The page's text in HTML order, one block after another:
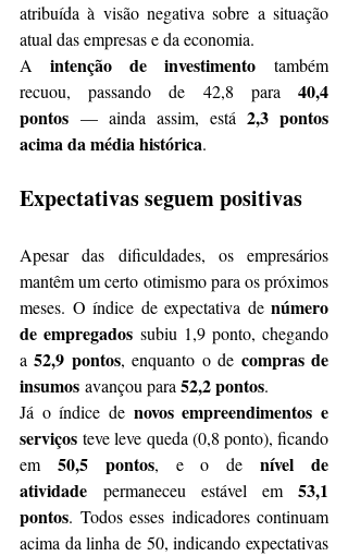
atribuída à visão negativa sobre a situação
atual das empresas e da economia.
A intenção de investimento também
recuou, passando de 42,8 para 40,4
pontos — ainda assim, está 2,3 pontos
acima da média histórica.
Expectativas seguem positivas
Apesar das dificuldades, os empresários
mantêm um certo otimismo para os próximos
meses. O índice de expectativa de número
de empregados subiu 1,9 ponto, chegando
a 52,9 pontos, enquanto o de compras de
insumos avançou para 52,2 pontos.
Já o índice de novos empreendimentos e
serviços teve leve queda (0,8 ponto), ficando
em 50,5 pontos, e o de nível de
atividade permaneceu estável em 53,1
pontos. Todos esses indicadores continuam
acima da linha de 50, indicando expectativas